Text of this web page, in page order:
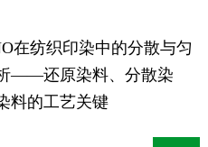
在纺织印染中的分散与匀
——还原染料、分散染
料的工艺关键